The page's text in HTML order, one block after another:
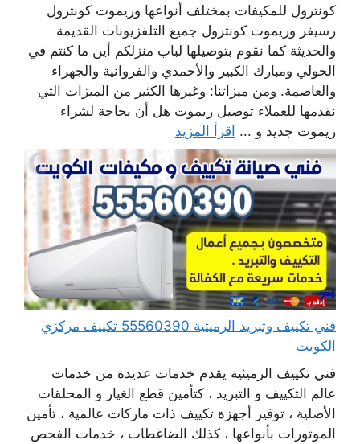
كونترول للمكيفات بمختلف أنواعها وريموت كونترول
رسيفر وريموت كونترول جميع التلفزيونات القديمة
والحديثة كما نقوم بتوصيلها لباب منزلكم أين ما كنتم في
الحولي ومبارك الكبير والأحمدي والفروانية والجهراء
والعاصمة. ومن ميزاتنا: وغيرها الكثير من الميزات التي
نقدمها للعملاء توصيل ريموت هل أن بحاجة لشراء
ريموت جديد و ... اقرأ المزيد
فني تكييف وتبريد الرميثية 55560390 تكييف مركزي
الكويت
فني تكييف الرميثية يقدم خدمات عديدة من خدمات
عالم التكييف و التبريد ، كتأمين قطع الغيار و المحلقات
الأصلية ، توفير أجهزة تكييف ذات ماركات عالمية ، تأمين
الموتورات بأنواعها ، كذلك الضاغطات ، خدمات الفحص